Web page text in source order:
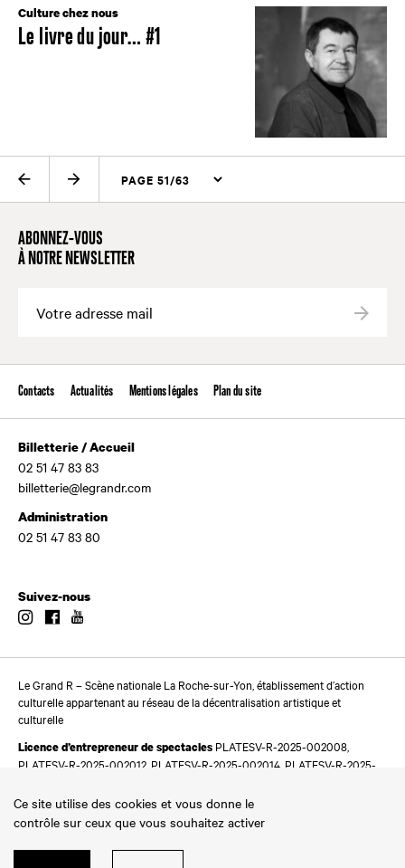
Culture chez nous
Le livre du jour… #1
PAGE PRÉCÉDENTE
PAGE SUIVANTE
ABONNEZ-VOUS
À NOTRE NEWSLETTER
Contacts Actualités Mentions légales Plan du site
Billetterie / Accueil
02 51 47 83 83
billetterie@legrandr.com
Administration
02 51 47 83 80
Suivez-nous
InstagramFacebook
Le Grand R – Scène nationale La Roche-sur-Yon, établissement d’action
culturelle appartenant au réseau de la décentralisation artistique et
culturelle
Licence d’entrepreneur de spectacles PLATESV-R-2025-002008,
PLATESV-R-2025-002012, PLATESV-R-2025-002014, PLATESV-R-2025-
Ce site utilise des cookies et vous donne le
contrôle sur ceux que vous souhaitez activer